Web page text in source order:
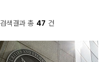
검색결과 총 47 건